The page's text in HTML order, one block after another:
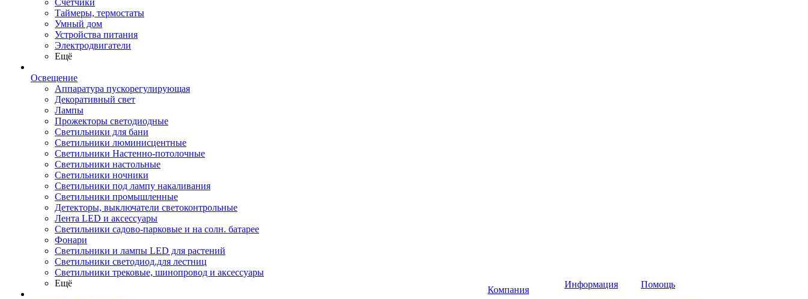
Счетчики
Таймеры, термостаты
Умный дом
Устройства питания
Электродвигатели
Ещё
Освещение
Аппаратура пускорегулирующая
Декоративный свет
Лампы
Прожекторы светодиодные
Светильники для бани
Светильники люминисцентные
Светильники Настенно-потолочные
Светильники настольные
Светильники ночники
Светильники под лампу накаливания
Светильники промышленные
Детекторы, выключатели светоконтрольные
Лента LED и аксессуары
Светильники садово-парковые и на солн. батарее
Фонари
Светильники и лампы LED для растений
Светильники светодиод.для лестниц
Светильники трековые, шинопровод и аксессуары
Ещё
Компания
Информация
Помощь